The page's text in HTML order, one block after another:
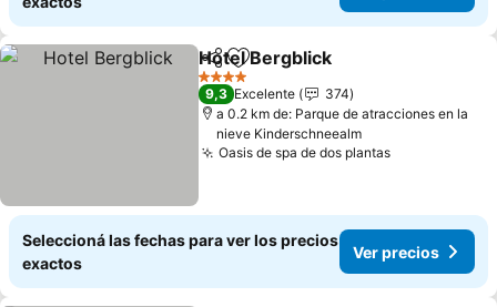
CompartirAñadir a favoritos
Hotel Bergblick
4 Estrellas
9,3 Excelente
374
a 0.2 km de: Parque de atracciones en la
nieve Kinderschneealm
Oasis de spa de dos plantas
Seleccioná las fechas para ver los precios
exactos
Ver precios